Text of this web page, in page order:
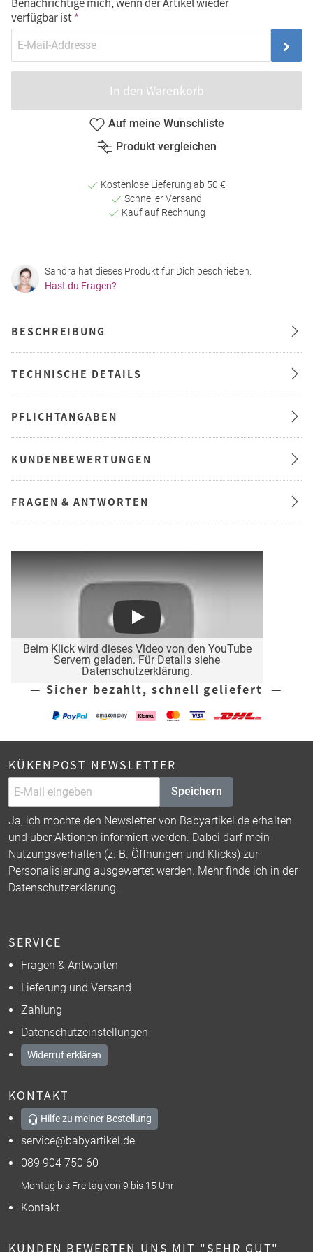
verfügbar ist
In den Warenkorb
Auf meine Wunschliste
Produkt vergleichen
Kostenlose Lieferung ab 50 €
Schneller Versand
Kauf auf Rechnung
Sandra hat dieses Produkt für Dich beschrieben.
Hast du Fragen?
BESCHREIBUNG
TECHNISCHE DETAILS
PFLICHTANGABEN
KUNDENBEWERTUNGEN
FRAGEN & ANTWORTEN
Beim Klick wird dieses Video von den YouTube
Servern geladen. Für Details siehe
Datenschutzerklärung.
Play
— Sicher bezahlt, schnell geliefert —
KÜKENPOST NEWSLETTER
Speichern
Ja, ich möchte den Newsletter von Babyartikel.de erhalten
und über Aktionen informiert werden. Dabei darf mein
Nutzungsverhalten (z. B. Öffnungen und Klicks) zur
Personalisierung ausgewertet werden. Mehr finde ich in der
Datenschutzerklärung.
SERVICE
Fragen & Antworten
Lieferung und Versand
Zahlung
Datenschutzeinstellungen
Widerruf erklären
KONTAKT
Hilfe zu meiner Bestellung
service@babyartikel.de
089 904 750 60
Montag bis Freitag von 9 bis 15 Uhr
Kontakt
KUNDEN BEWERTEN UNS MIT "SEHR GUT"